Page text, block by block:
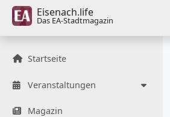
Eisenach.life
Das EA-Stadtmagazin
Startseite
Veranstaltungen
Magazin